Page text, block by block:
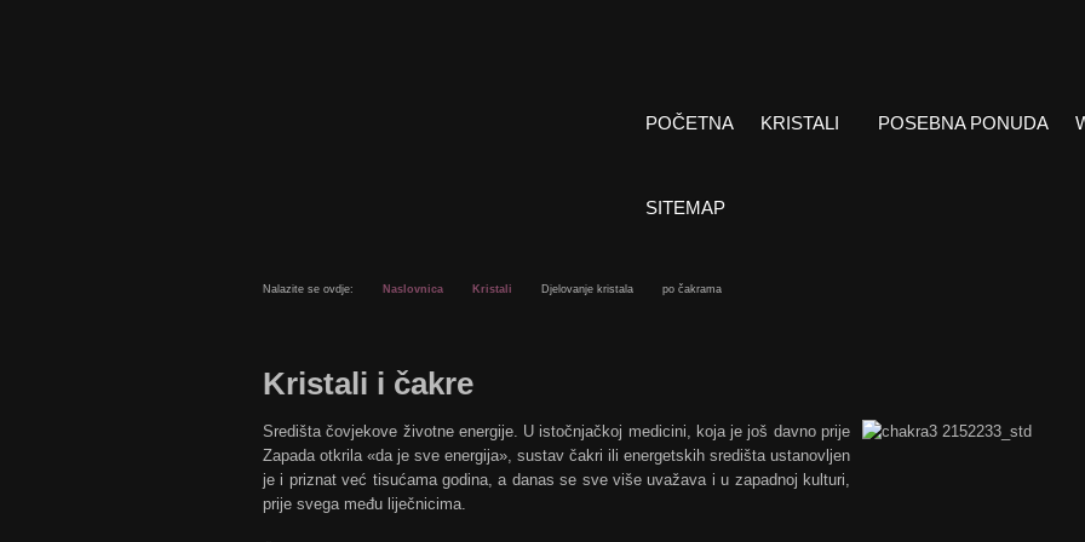
POČETNA KRISTALI POSEBNA PONUDA
SITEMAP
Nalazite se ovdje: Naslovnica Kristali Djelovanje kristala po čakrama
Kristali i čakre
Središta čovjekove životne energije. U istočnjačkoj medicini, koja je još davno prije
Zapada otkrila «da je sve energija», sustav čakri ili energetskih središta ustanovljen
je i priznat već tisućama godina, a danas se sve više uvažava i u zapadnoj kulturi,
prije svega među liječnicima.